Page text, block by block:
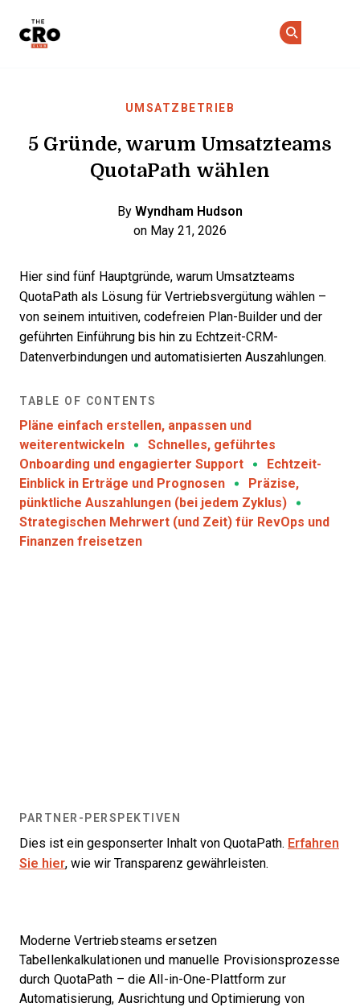
UMSATZBETRIEB
5 Gründe, warum Umsatzteams
QuotaPath wählen
By Wyndham Hudson
on May 21, 2026
Hier sind fünf Hauptgründe, warum Umsatzteams
QuotaPath als Lösung für Vertriebsvergütung wählen –
von seinem intuitiven, codefreien Plan-Builder und der
geführten Einführung bis hin zu Echtzeit-CRM-
Datenverbindungen und automatisierten Auszahlungen.
TABLE OF CONTENTS
Pläne einfach erstellen, anpassen und
weiterentwickeln
Schnelles, geführtes
Onboarding und engagierter Support
Echtzeit-
Einblick in Erträge und Prognosen
Präzise,
pünktliche Auszahlungen (bei jedem Zyklus)
Strategischen Mehrwert (und Zeit) für RevOps und
Finanzen freisetzen
PARTNER-PERSPEKTIVEN
Dies ist ein gesponserter Inhalt von QuotaPath. Erfahren
Sie hier, wie wir Transparenz gewährleisten.
Moderne Vertriebsteams ersetzen
Tabellenkalkulationen und manuelle Provisionsprozesse
durch QuotaPath – die All-in-One-Plattform zur
Automatisierung, Ausrichtung und Optimierung von